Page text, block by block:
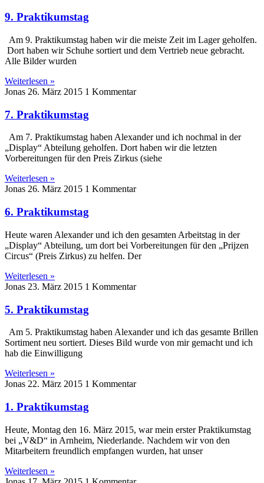
9. Praktikumstag
Am 9. Praktikumstag haben wir die meiste Zeit im Lager geholfen.
Dort haben wir Schuhe sortiert und dem Vertrieb neue gebracht.
Alle Bilder wurden
Weiterlesen »
Jonas 26. März 2015 1 Kommentar
7. Praktikumstag
Am 7. Praktikumstag haben Alexander und ich nochmal in der
„Display“ Abteilung geholfen. Dort haben wir die letzten
Vorbereitungen für den Preis Zirkus (siehe
Weiterlesen »
Jonas 26. März 2015 1 Kommentar
6. Praktikumstag
Heute waren Alexander und ich den gesamten Arbeitstag in der
„Display“ Abteilung, um dort bei Vorbereitungen für den „Prijzen
Circus“ (Preis Zirkus) zu helfen. Der
Weiterlesen »
Jonas 23. März 2015 1 Kommentar
5. Praktikumstag
Am 5. Praktikumstag haben Alexander und ich das gesamte Brillen
Sortiment neu sortiert. Dieses Bild wurde von mir gemacht und ich
hab die Einwilligung
Weiterlesen »
Jonas 22. März 2015 1 Kommentar
1. Praktikumstag
Heute, Montag den 16. März 2015, war mein erster Praktikumstag
bei „V&D“ in Arnheim, Niederlande. Nachdem wir von den
Mitarbeitern freundlich empfangen wurden, hat unser
Weiterlesen »